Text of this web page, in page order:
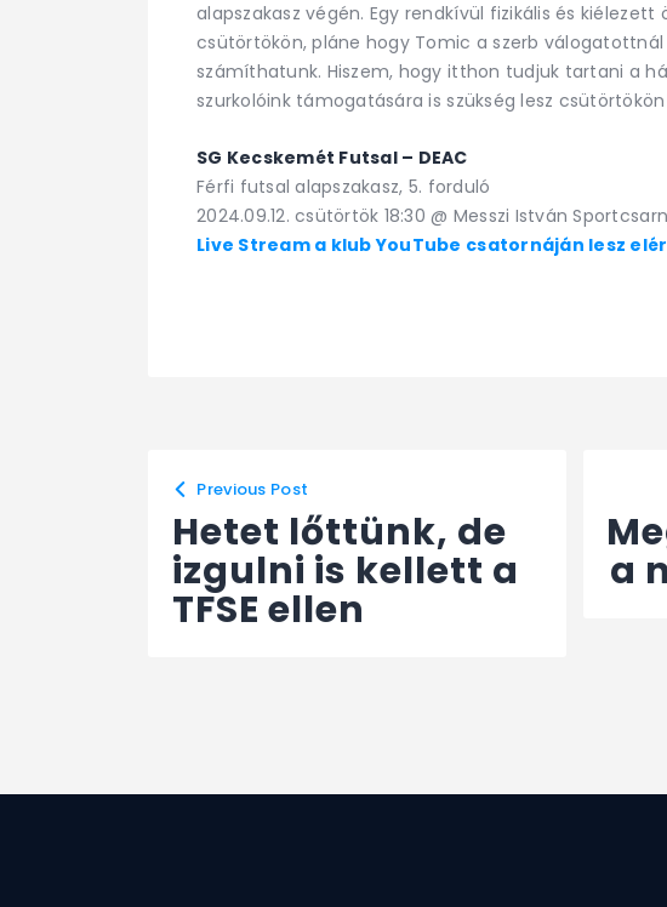
alapszakasz végén. Egy rendkívül fizikális és
csütörtökön, pláne hogy Tomic a szerb
számíthatunk. Hiszem, hogy itthon tudjuk tartani a
szurkolóink támogatására is szükség lesz
SG Kecskemét Futsal – DEAC
Férfi futsal alapszakasz, 5. forduló
2024.09.12. csütörtök 18:30 @ Messzi István
Live Stream a klub YouTube csatornáján lesz
Previous Post
Hetet lőttünk, de
izgulni is kellett a
TFSE ellen
a